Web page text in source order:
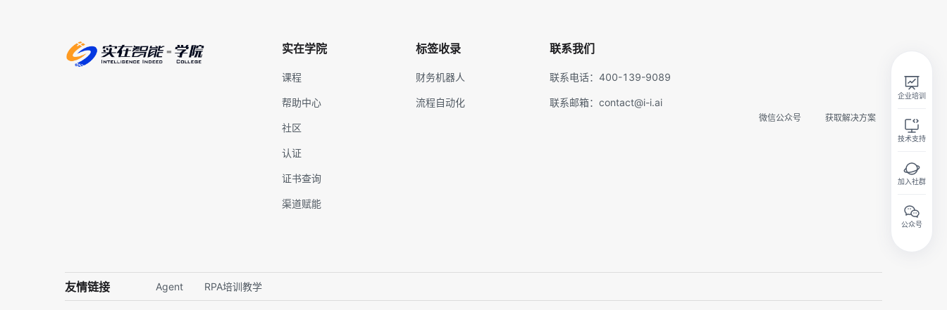
企业培训
技术支持
加入社群
公众号
实在学院
课程
帮助中心
社区
认证
证书查询
渠道赋能
标签收录
财务机器人
流程自动化
联系我们
联系电话：400-139-9089
联系邮箱：contact@i-i.ai
微信公众号 获取解决方案
友情链接 Agent RPA培训教学